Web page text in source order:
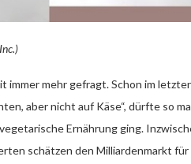
mehr gefragt. Schon im
aber nicht auf Käse“, dürfte so
Ernährung ging.
schätzen den Milliardenmarkt